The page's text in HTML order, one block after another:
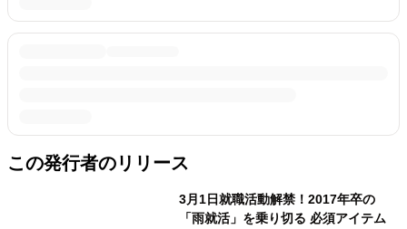
この発行者のリリース
3月1日就職活動解禁！2017年卒の
「雨就活」を乗り切る 必須アイテム